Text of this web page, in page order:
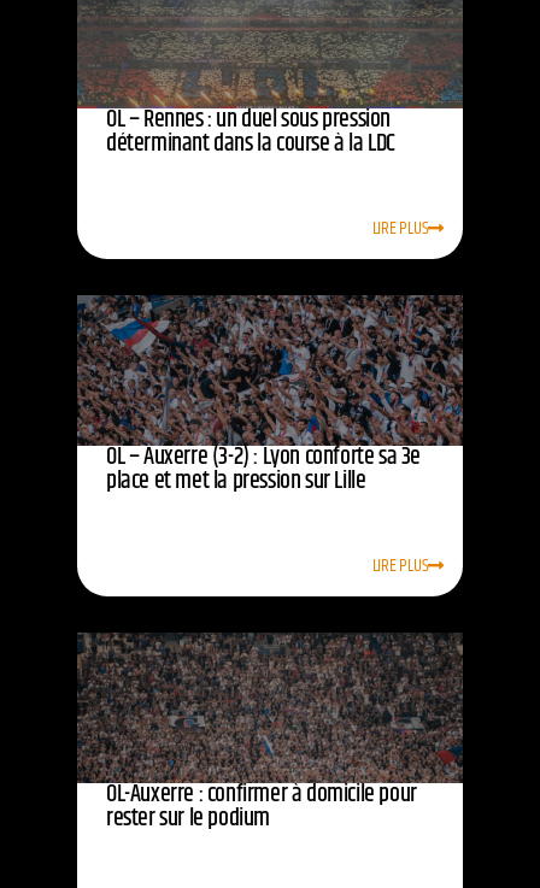
OL – Rennes : un duel sous pression
déterminant dans la course à la LDC
LIRE PLUS
OL – Auxerre (3-2) : Lyon conforte sa 3e
place et met la pression sur Lille
LIRE PLUS
OL-Auxerre : confirmer à domicile pour
rester sur le podium